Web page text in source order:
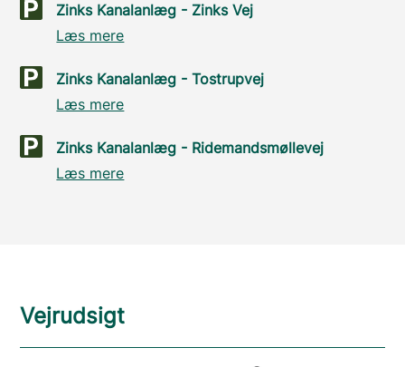
Zinks Kanalanlæg - Zinks Vej
Læs mere
Zinks Kanalanlæg - Tostrupvej
Læs mere
Zinks Kanalanlæg - Ridemandsmøllevej
Læs mere
Vejrudsigt